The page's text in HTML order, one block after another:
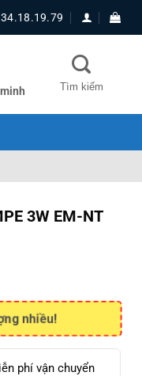
3W EM-NT
nhiều!
phí vận chuyển